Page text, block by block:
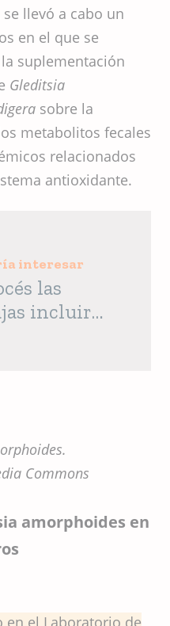
llevó a cabo un
en el que se
suplementación
Gleditsia
sobre la
metabolitos fecales
relacionados
antioxidante.
interesar
las
incluir
Commons
amorphoides en
en el Laboratorio de